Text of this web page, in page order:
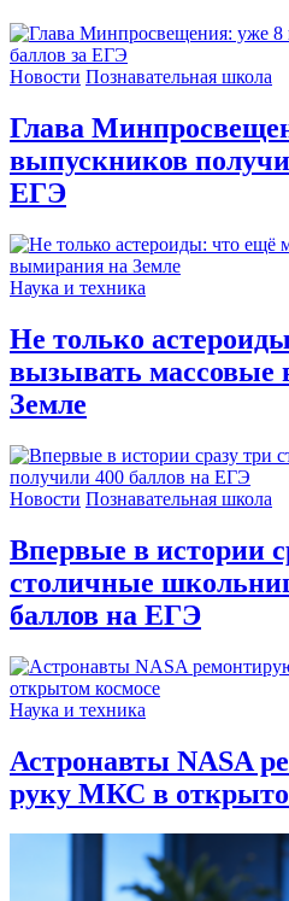
Новости Познавательная школа
Глава
выпускников
ЕГЭ
Наука и техника
Не только
вызывать массовые
Земле
Новости Познавательная школа
Впервые в истории
столичные
баллов на ЕГЭ
Наука и техника
Астронавты NASA
руку МКС в